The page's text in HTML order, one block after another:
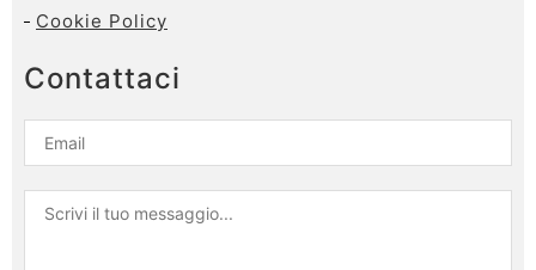
Cookie Policy
Contattaci